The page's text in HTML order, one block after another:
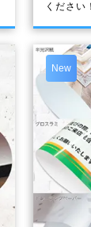
ください！
New